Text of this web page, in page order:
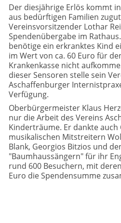
Der diesjährige Erlös kommt
aus bedürftigen Familien
Vereinsvorsitzender Lothar
Spendenübergabe im
benötige ein erkranktes Kind
im Wert von ca. 60 Euro für
Krankenkasse nicht
dieser Sensoren stelle sein
Aschaffenburger
Verfügung.
Oberbürgermeister Klaus
nur die Arbeit des Vereins
Kinderträume. Er dankte
musikalischen Mitstreitern
Blank, Georgios Bitzios und
"Baumhaussängern" für ihr
rund 600 Besuchern, mit
Euro die Spendensumme